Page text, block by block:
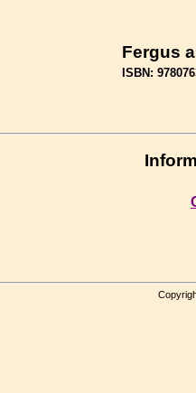
Fergus
ISBN: